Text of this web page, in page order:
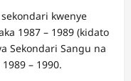
kwenye
1987 – 1989 (kidato
Sekondari Sangu na
– 1990.